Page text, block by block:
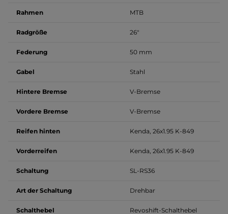
Rahmen MTB
Radgröße 26"
Federung 50 mm
Gabel Stahl
Hintere Bremse V-Bremse
Vordere Bremse V-Bremse
Reifen hinten Kenda, 26x1.95 K-849
Vorderreifen Kenda, 26x1.95 K-849
Schaltung SL-RS36
Art der Schaltung Drehbar
Schalthebel Revoshift-Schalthebel